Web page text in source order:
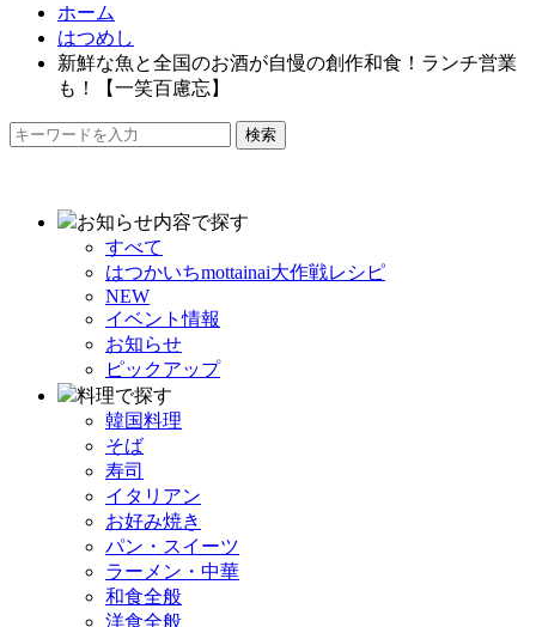
ホーム
はつめし
新鮮な魚と全国のお酒が自慢の創作和食！ランチ営業
も！【一笑百慮忘】
検索
お知らせ内容で探す
すべて
はつかいちmottainai大作戦レシピ
NEW
イベント情報
お知らせ
ピックアップ
料理で探す
韓国料理
そば
寿司
イタリアン
お好み焼き
パン・スイーツ
ラーメン・中華
和食全般
洋食全般